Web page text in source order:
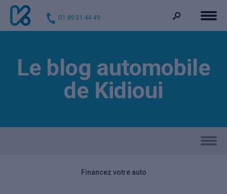
01 89 31 44 49
Le blog automobile
de Kidioui
Financez votre auto